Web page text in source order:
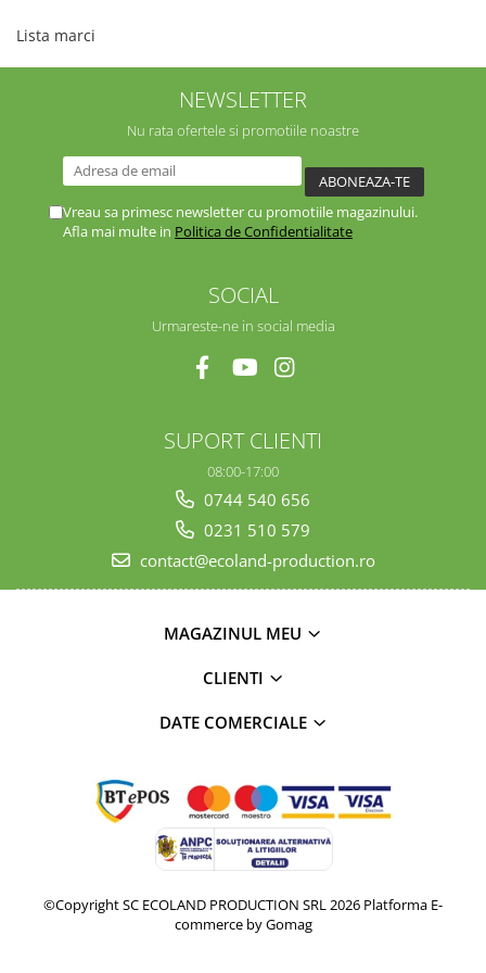
Lista marci
NEWSLETTER
Nu rata ofertele si promotiile noastre
Vreau sa primesc newsletter cu promotiile magazinului.
Afla mai multe in Politica de Confidentialitate
SOCIAL
Urmareste-ne in social media
SUPORT CLIENTI
08:00-17:00
0744 540 656
0231 510 579
contact@ecoland-production.ro
MAGAZINUL MEU
CLIENTI
DATE COMERCIALE
©Copyright SC ECOLAND PRODUCTION SRL 2026 Platforma E-
commerce by Gomag